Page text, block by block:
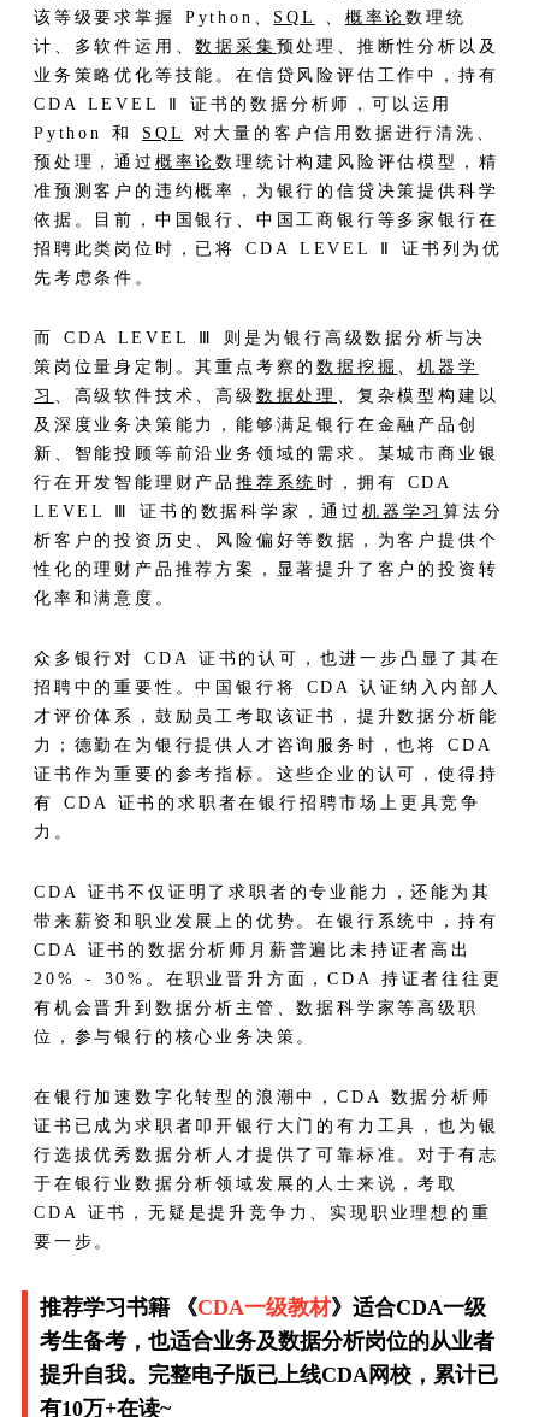
该等级要求掌握 Python、 SQL 概率论数理统
计、多软件运用、数据采集 预处理、推断性分析以及
业务策略优化等技能。在信贷风险评估工作中，持有
CDA LEVEL Ⅱ 证书的数据分析师，可以运用
Python 和 SQL
对大量的客户信用数据进行清洗、
预处理，通过 概率论数理统计构建风险评估模型，精
准预测客户的违约概率，为银行的信贷决策提供科学
依据。目前，中国银行、中国工商银行等多家银行在
招聘此类岗位时，已将 CDA LEVEL Ⅱ 证书列为优
先考虑条件。​
而 CDA LEVEL Ⅲ 则是为银行高级数据分析与决
策岗位量身定制。其重点考察的数据挖掘 、机器学
习
、高级软件技术、高级 数据处理
、复杂模型构建以
及深度业务决策能力，能够满足银行在金融产品创
新、智能投顾等前沿业务领域的需求。某城市商业银
行在开发智能理财产品推荐系统 时，拥有 CDA
LEVEL Ⅲ 证书的数据科学家，通过 机器学习算法分
析客户的投资历史、风险偏好等数据，为客户提供个
性化的理财产品推荐方案，显著提升了客户的投资转
化率和满意度。​
众多银行对 CDA 证书的认可，也进一步凸显了其在
招聘中的重要性。中国银行将 CDA 认证纳入内部人
才评价体系，鼓励员工考取该证书，提升数据分析能
力；德勤在为银行提供人才咨询服务时，也将 CDA
证书作为重要的参考指标。这些企业的认可，使得持
有 CDA 证书的求职者在银行招聘市场上更具竞争
力。​
CDA 证书不仅证明了求职者的专业能力，还能为其
带来薪资和职业发展上的优势。在银行系统中，持有
CDA 证书的数据分析师月薪普遍比未持证者高出
20% - 30%。在职业晋升方面，CDA 持证者往往更
有机会晋升到数据分析主管、数据科学家等高级职
位，参与银行的核心业务决策。​
在银行加速数字化转型的浪潮中，CDA 数据分析师
证书已成为求职者叩开银行大门的有力工具，也为银
行选拔优秀数据分析人才提供了可靠标准。对于有志
于在银行业数据分析领域发展的人士来说，考取
CDA 证书，无疑是提升竞争力、实现职业理想的重
要一步。​
推荐学习书籍 《CDA一级教材》适合CDA一级
考生备考，也适合业务及数据分析岗位的从业者
提升自我。完整电子版已上线CDA网校，累计已
有10万+在读~